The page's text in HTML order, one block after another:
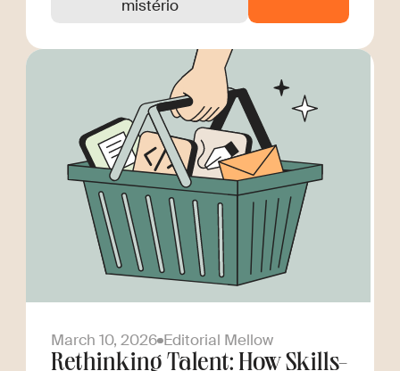
mistério
March 10, 2026 Editorial Mellow
Rethinking Talent: How Skills-